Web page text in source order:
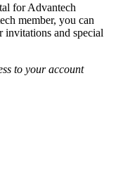
for Advantech
member, you can
invitations and special
to your account